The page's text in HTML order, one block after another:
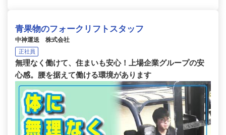
青果物のフォークリフトスタッフ
中神運送 株式会社
正社員
無理なく働けて、住まいも安心！上場企業グループの安
心感。腰を据えて働ける環境があります